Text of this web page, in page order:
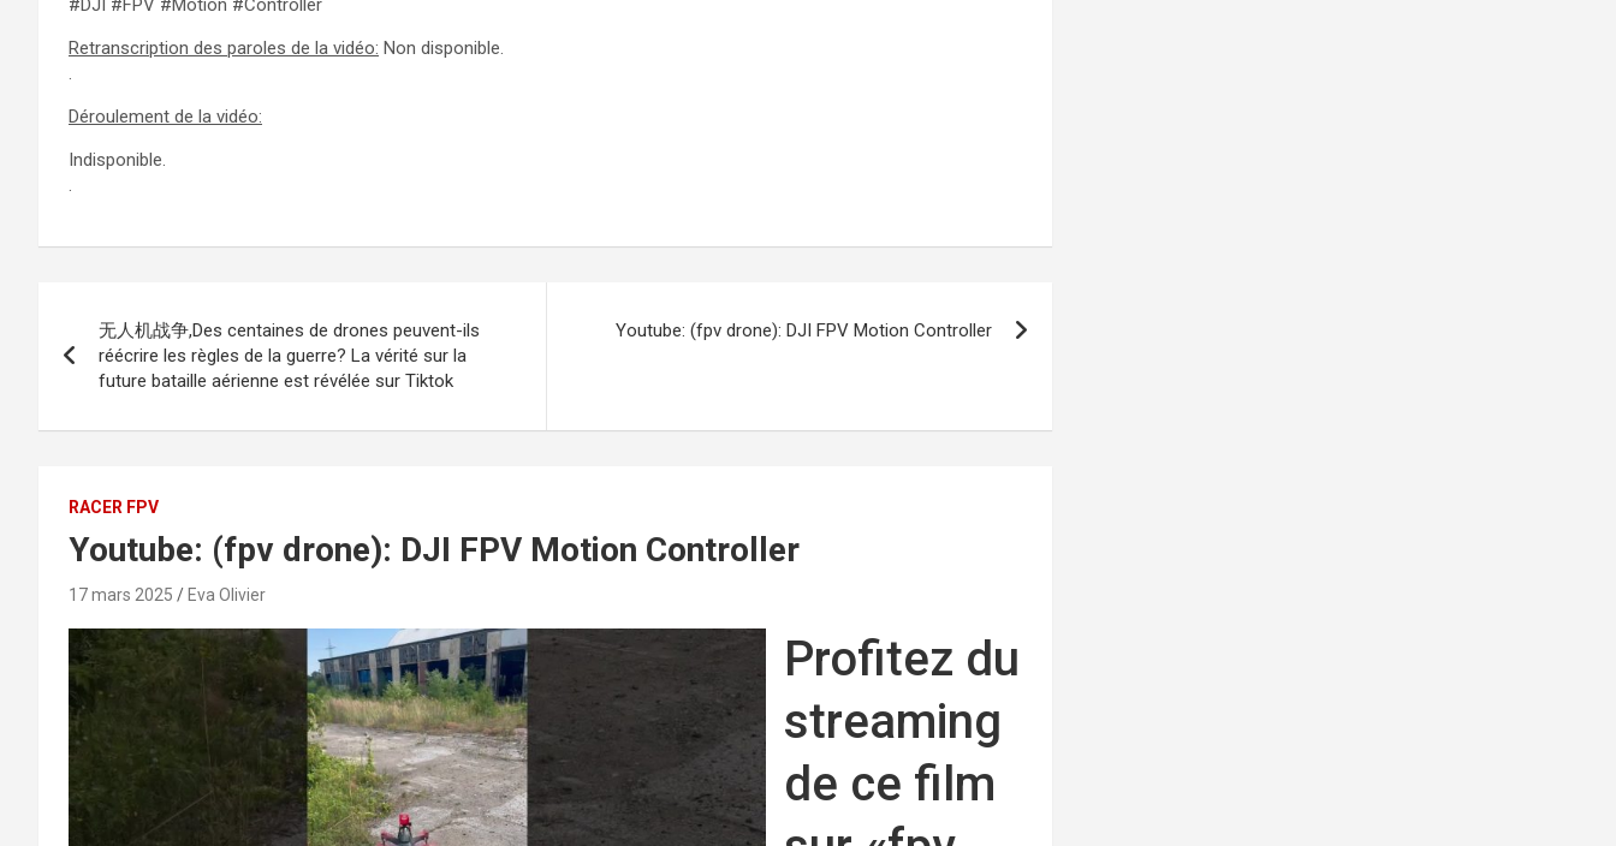
#DJI #FPV #Motion #Controller
Retranscription des paroles de la vidéo: Non disponible.
.
Déroulement de la vidéo:
Indisponible.
.
de
无人机战争,Des centaines de drones peuvent-ils
réécrire les règles de la guerre? La vérité sur la
future bataille aérienne est révélée sur Tiktok
Youtube: (fpv drone): DJI FPV Motion Controller
RACER FPV
Youtube: (fpv drone): DJI FPV Motion Controller
17 mars 2025 Eva Olivier
Profitez du
streaming
de ce film